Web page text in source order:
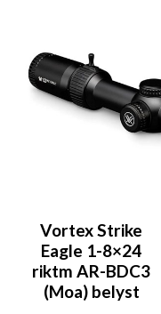
Vortex Strike
Eagle 1-8×24
riktm AR-BDC3
(Moa) belyst